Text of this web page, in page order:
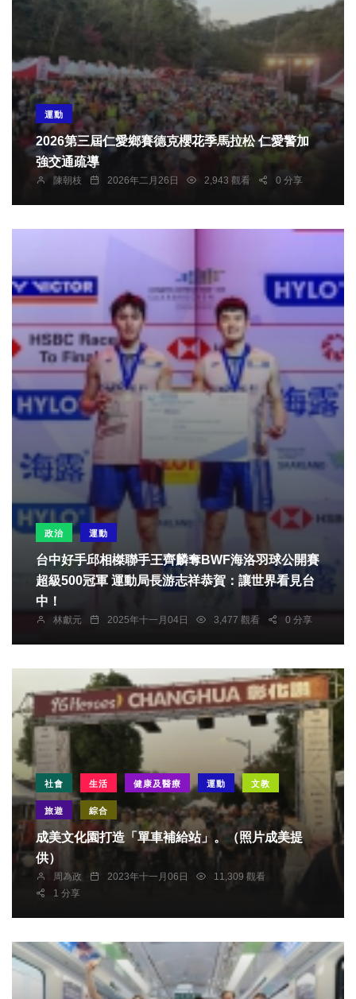
運動
2026第三屆仁愛鄉賽德克櫻花季馬拉松 仁愛警加
強交通疏導
陳朝枝 2026年二月26日 2,943 觀看 0 分享
政治 運動
台中好手邱相榤聯手王齊麟奪BWF海洛羽球公開賽
超級500冠軍 運動局長游志祥恭賀：讓世界看見台
中！
林獻元 2025年十一月04日 3,477 觀看 0 分享
社會 生活 健康及醫療 運動 文教
旅遊 綜合
成美文化園打造「單車補給站」。（照片成美提
供）
周為政 2023年十一月06日
11,309 觀看
1 分享